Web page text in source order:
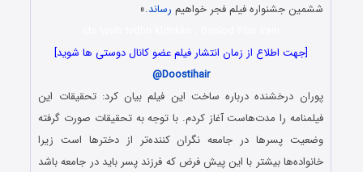
ششمین جشنواره فیلم فجر خواهیم رساند.»
[جهت اطلاع از زمان انتشار فیلم عضو کانال دوستی ها شوید]
@Doostihair
پوران درخشنده درباره ساخت این فیلم بیان کرد: تحقیقات این
فیلمنامه را مدت‌هاست آغاز کردم. با توجه به تحقیقات صورت گرفته
وضعیت پسرها در جامعه نگران کننده‌تر از دخترها است زیرا
خانواده‌ها بیشتر با این پیش فرض که فرزند پسر باید در جامعه باشد